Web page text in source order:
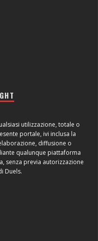
utilizzazione, totale o
portale, ivi inclusa la
diffusione o
qualunque piattaforma
senza previa autorizzazione
Duels.